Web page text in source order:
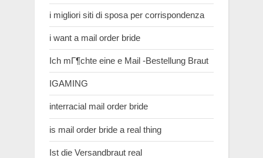
i migliori siti di sposa per corrispondenza
i want a mail order bride
Ich mГ¶chte eine e Mail -Bestellung Braut
IGAMING
interracial mail order bride
is mail order bride a real thing
Ist die Versandbraut real